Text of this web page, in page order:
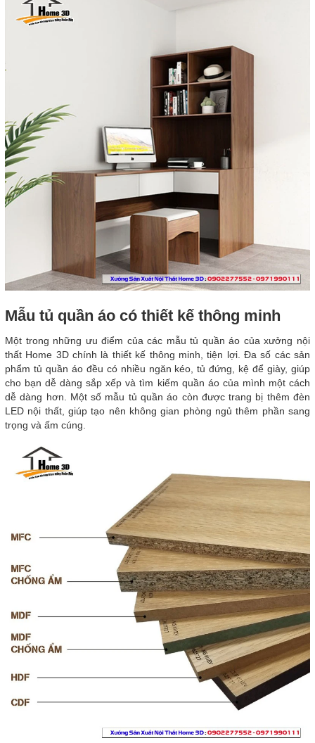
Mẫu tủ quần áo có thiết kế thông minh
Một trong những ưu điểm của các mẫu tủ quần áo của xưởng nội
thất Home 3D chính là thiết kế thông minh, tiện lợi. Đa số các sản
phẩm tủ quần áo đều có nhiều ngăn kéo, tủ đứng, kệ để giày, giúp
cho bạn dễ dàng sắp xếp và tìm kiếm quần áo của mình một cách
dễ dàng hơn. Một số mẫu tủ quần áo còn được trang bị thêm đèn
LED nội thất, giúp tạo nên không gian phòng ngủ thêm phần sang
trọng và ấm cúng.